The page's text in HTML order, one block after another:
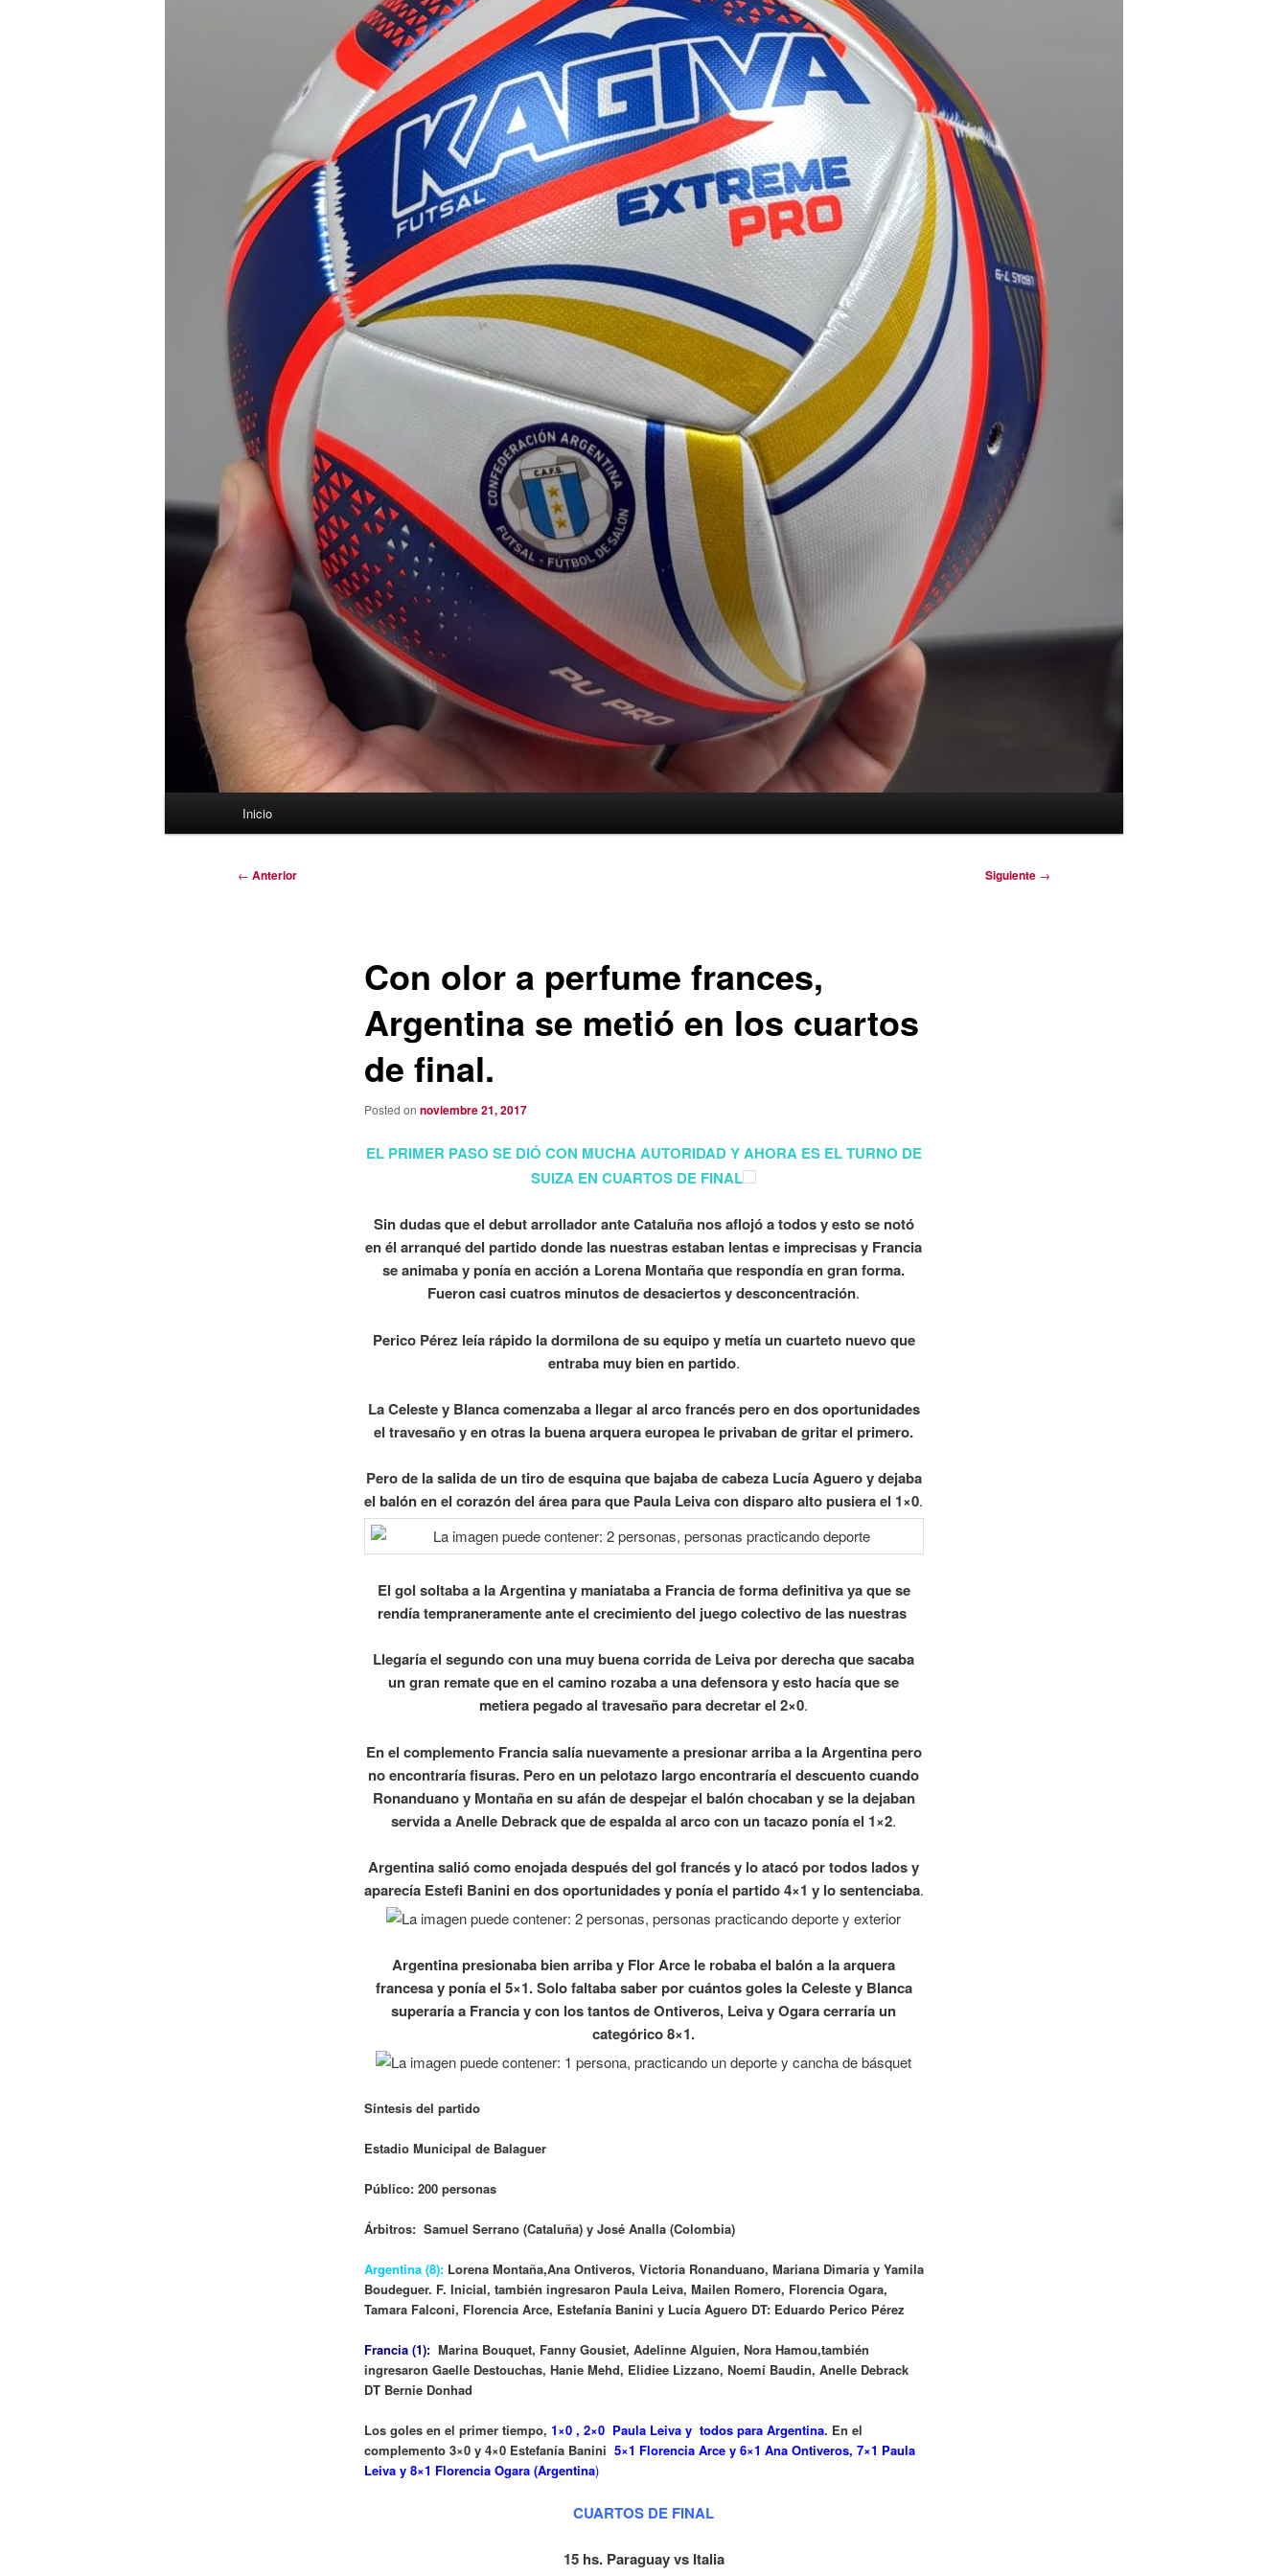
Inicio
Navegación
← Anterior Siguiente →
Con olor a perfume frances,
Argentina se metió en los cuartos
de final.
Posted on noviembre 21, 2017
EL PRIMER PASO SE DIÓ CON MUCHA AUTORIDAD Y AHORA ES EL TURNO DE
SUIZA EN CUARTOS DE FINAL
Sin dudas que el debut arrollador ante Cataluña nos aflojó a todos y esto se notó
en él arranqué del partido donde las nuestras estaban lentas e imprecisas y Francia
se animaba y ponía en acción a Lorena Montaña que respondía en gran forma.
Fueron casi cuatros minutos de desaciertos y desconcentración.
Perico Pérez leía rápido la dormilona de su equipo y metía un cuarteto nuevo que
entraba muy bien en partido.
La Celeste y Blanca comenzaba a llegar al arco francés pero en dos oportunidades
el travesaño y en otras la buena arquera europea le privaban de gritar el primero.
Pero de la salida de un tiro de esquina que bajaba de cabeza Lucía Aguero y dejaba
el balón en el corazón del área para que Paula Leiva con disparo alto pusiera el 1×0.
El gol soltaba a la Argentina y maniataba a Francia de forma definitiva ya que se
rendía tempraneramente ante el crecimiento del juego colectivo de las nuestras
Llegaría el segundo con una muy buena corrida de Leiva por derecha que sacaba
un gran remate que en el camino rozaba a una defensora y esto hacía que se
metiera pegado al travesaño para decretar el 2×0.
En el complemento Francia salía nuevamente a presionar arriba a la Argentina pero
no encontraría fisuras. Pero en un pelotazo largo encontraría el descuento cuando
Ronanduano y Montaña en su afán de despejar el balón chocaban y se la dejaban
servida a Anelle Debrack que de espalda al arco con un tacazo ponía el 1×2.
Argentina salió como enojada después del gol francés y lo atacó por todos lados y
aparecía Estefi Banini en dos oportunidades y ponía el partido 4×1 y lo sentenciaba.
Argentina presionaba bien arriba y Flor Arce le robaba el balón a la arquera
francesa y ponía el 5×1. Solo faltaba saber por cuántos goles la Celeste y Blanca
superaría a Francia y con los tantos de Ontiveros, Leiva y Ogara cerraría un
categórico 8×1.
Síntesis del partido
Estadio Municipal de Balaguer
Público: 200 personas
Árbitros: Samuel Serrano (Cataluña) y José Analla (Colombia)
Argentina (8):Lorena Montaña,Ana Ontiveros, Victoria Ronanduano, Mariana Dimaria y Yamila
Boudeguer. F. Inicial, también ingresaron Paula Leiva, Mailen Romero, Florencia Ogara,
Tamara Falconi, Florencia Arce, Estefanía Banini y Lucía Aguero DT: Eduardo Perico Pérez
Francia (1): Marina Bouquet, Fanny Gousiet, Adelinne Alguien, Nora Hamou,también
ingresaron Gaelle Destouchas, Hanie Mehd, Elidiee Lizzano, Noemí Baudin, Anelle Debrack
DT Bernie Donhad
Los goles en el primer tiempo, 1×0 , 2×0 Paula Leiva y todos para Argentina. En el
complemento 3×0 y 4×0 Estefanía Banini 5×1 Florencia Arce y 6×1 Ana Ontiveros, 7×1 Paula
Leiva y 8×1 Florencia Ogara (Argentina)
CUARTOS DE FINAL
15 hs. Paraguay vs Italia